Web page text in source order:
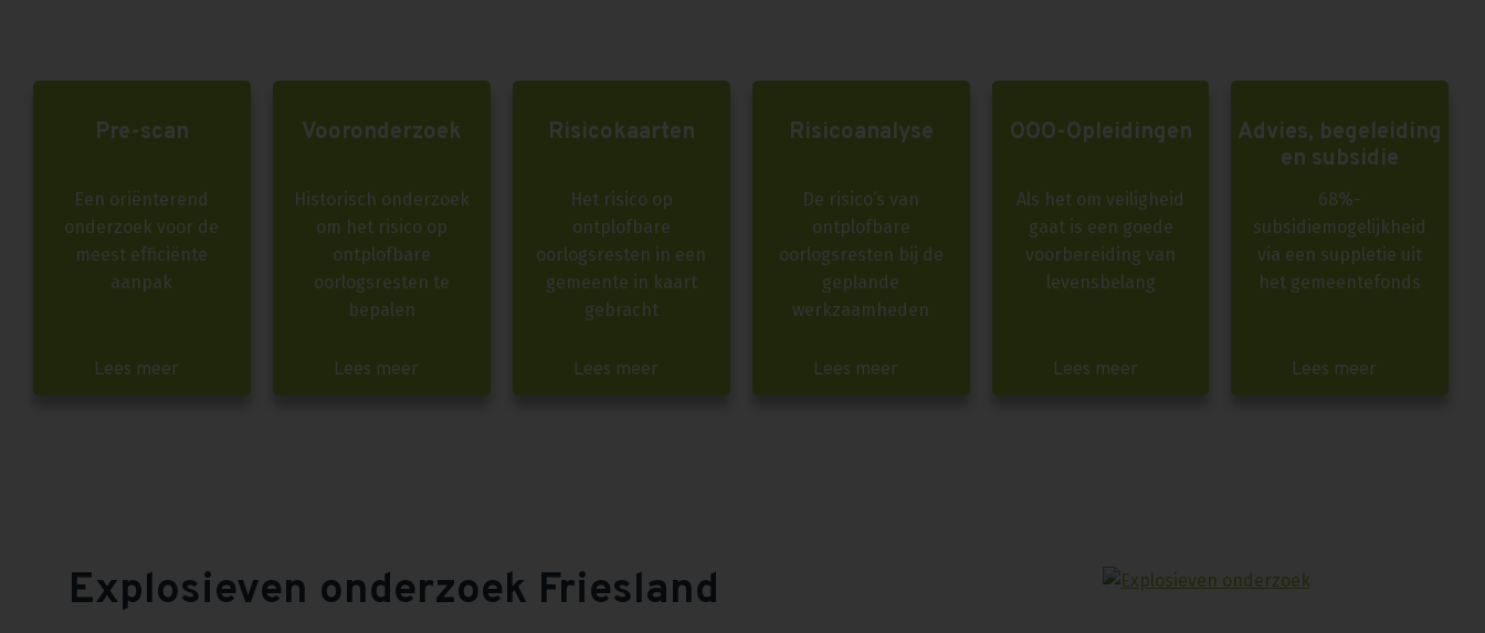
Pre-scan
Een oriënterend
onderzoek voor de
meest efficiënte
aanpak
Lees meer
Vooronderzoek
Historisch onderzoek
om het risico op
ontplofbare
oorlogsresten te
bepalen
Lees meer
Risicokaarten
Het risico op
ontplofbare
oorlogsresten in een
gemeente in kaart
gebracht
Lees meer
Risicoanalyse
De risico’s van
ontplofbare
oorlogsresten bij de
geplande
werkzaamheden
Lees meer
OOO-Opleidingen
Als het om veiligheid
gaat is een goede
voorbereiding van
levensbelang
Lees meer
Advies, begeleiding
en subsidie
68%-
subsidiemogelijkheid
via een suppletie uit
het gemeentefonds
Lees meer
Explosieven onderzoek Friesland